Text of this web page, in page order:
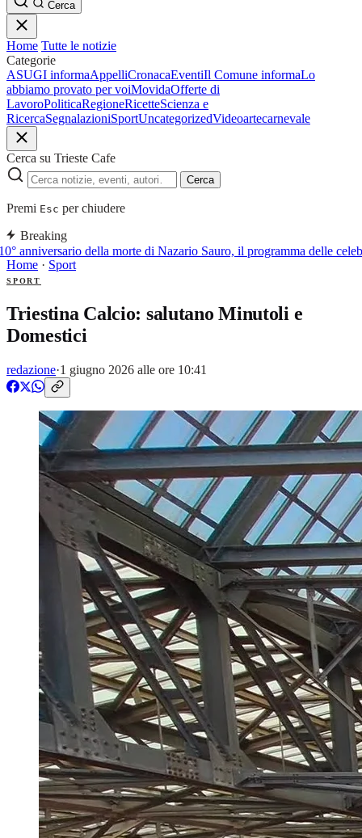
Cerca
Home Tutte le notizie
Categorie
ASUGI informaAppelliCronacaEventiIl Comune informaLo
abbiamo provato per voiMovidaOfferte di
LavoroPoliticaRegioneRicetteScienza e
RicercaSegnalazioniSportUncategorizedVideoartecarnevale
Cerca su Trieste Cafe
Cerca
Premi Esc per chiudere
Breaking
anniversario della morte di Nazario Sauro, il programma delle
Home · Sport
SPORT
Triestina Calcio: salutano Minutoli e
Domestici
redazione·1 giugno 2026 alle ore 10:41